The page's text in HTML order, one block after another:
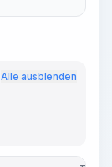
Alle ausblenden